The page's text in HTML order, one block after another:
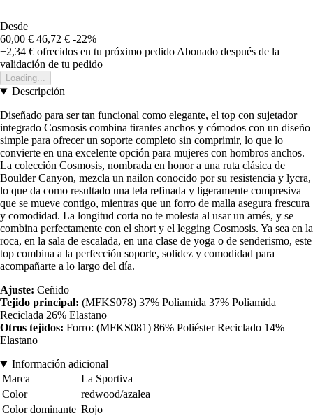
Desde
60,00 € 46,72 € -22%
+2,34 € ofrecidos en tu próximo pedido Abonado después de la
validación de tu pedido
Loading...
Descripción
Diseñado para ser tan funcional como elegante, el top con sujetador
integrado Cosmosis combina tirantes anchos y cómodos con un diseño
simple para ofrecer un soporte completo sin comprimir, lo que lo
convierte en una excelente opción para mujeres con hombros anchos.
La colección Cosmosis, nombrada en honor a una ruta clásica de
Boulder Canyon, mezcla un nailon conocido por su resistencia y lycra,
lo que da como resultado una tela refinada y ligeramente compresiva
que se mueve contigo, mientras que un forro de malla asegura frescura
y comodidad. La longitud corta no te molesta al usar un arnés, y se
combina perfectamente con el short y el legging Cosmosis. Ya sea en la
roca, en la sala de escalada, en una clase de yoga o de senderismo, este
top combina a la perfección soporte, solidez y comodidad para
acompañarte a lo largo del día.
Ajuste: Ceñido
Tejido principal: (MFKS078) 37% Poliamida 37% Poliamida
Reciclada 26% Elastano
Otros tejidos: Forro: (MFKS081) 86% Poliéster Reciclado 14%
Elastano
Información adicional
Marca
La Sportiva
Color
redwood/azalea
Color dominante Rojo